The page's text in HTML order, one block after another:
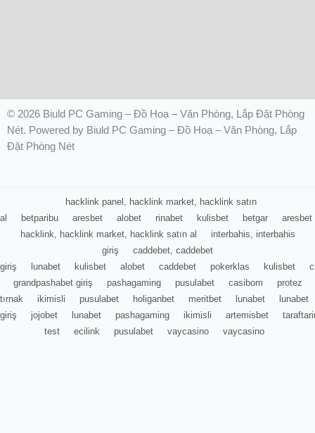
© 2026 Biuld PC Gaming – Đồ Hoạ – Văn Phòng, Lắp Đặt Phòng
Nét. Powered by Biuld PC Gaming – Đồ Hoạ – Văn Phòng, Lắp
Đặt Phòng Nét
hacklink panel, hacklink market, hacklink satın
al
betparibu aresbet alobet rinabet kulisbet betgar
aresbet
hacklink, hacklink market, hacklink satın al
interbahis, interbahis
giriş
caddebet, caddebet
giriş
lunabet kulisbet alobet caddebet pokerklas kulisbet
grandpashabet giriş
pashagaming pusulabet casibom
protez
tırnak
ikimisli pusulabet holiganbet meritbet lunabet
lunabet
giriş
jojobet lunabet pashagaming ikimisli artemisbet
test
ecilink pusulabet vaycasino vaycasino